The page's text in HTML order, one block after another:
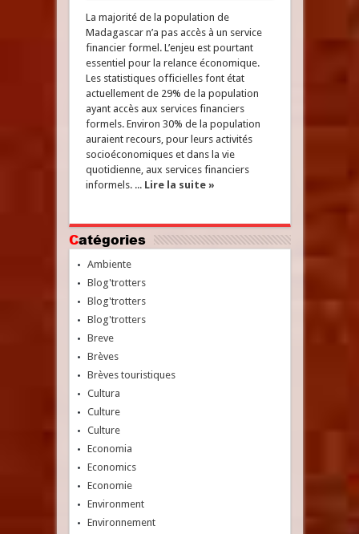
La majorité de la population de
Madagascar n’a pas accès à un service
financier formel. L’enjeu est pourtant
essentiel pour la relance économique.
Les statistiques officielles font état
actuellement de 29% de la population
ayant accès aux services financiers
formels. Environ 30% de la population
auraient recours, pour leurs activités
socioéconomiques et dans la vie
quotidienne, aux services financiers
informels. ... Lire la suite »
Catégories
Ambiente
Blog'trotters
Blog'trotters
Blog'trotters
Breve
Brèves
Brèves touristiques
Cultura
Culture
Culture
Economia
Economics
Economie
Environment
Environnement